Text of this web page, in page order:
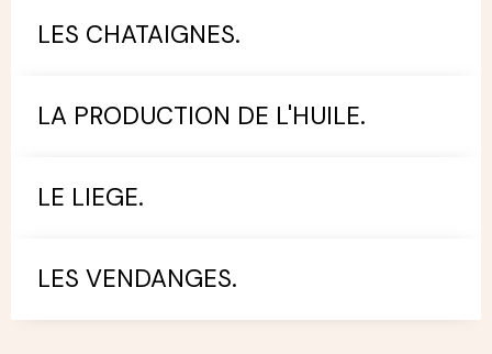
LES CHATAIGNES.
LA PRODUCTION DE L'HUILE.
LE LIEGE.
LES VENDANGES.